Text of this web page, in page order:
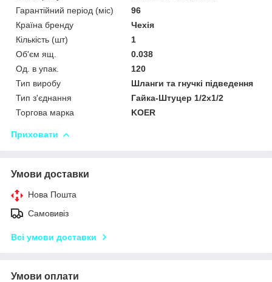
Гарантійний період (міс)
96
Країна бренду
Чехія
Кількість (шт)
1
Об'єм ящ.
0.038
Од. в упак.
120
Тип виробу
Шланги та гнучкі підведення
Тип з'єднання
Гайка-Штуцер 1/2x1/2
Торгова марка
KOER
Приховати
Умови доставки
Нова Пошта
Самовивіз
Всі умови доставки
Умови оплати